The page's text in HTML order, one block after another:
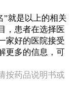
就是以上的相关
，患者在选择医
家好的医院接受
更多的信息，可
按药品说明书或